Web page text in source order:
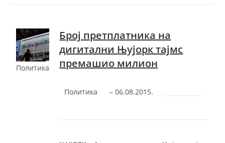
Политика
Број претплатника на
дигитални Њујорк тајмс
премашио милион
Политика –‎06.08.2015.‎